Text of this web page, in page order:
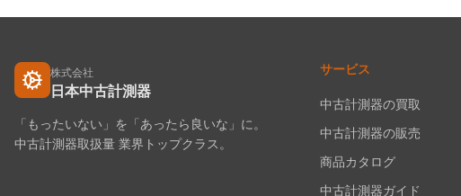
株式会社
日本中古計測器
「もったいない」を「あったら良いな」に。
中古計測器取扱量 業界トップクラス。
サービス
中古計測器の買取
中古計測器の販売
商品カタログ
中古計測器ガイド